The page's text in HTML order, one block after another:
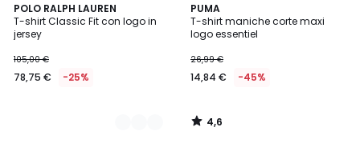
POLO RALPH LAUREN
T-shirt Classic Fit con logo in
jersey
105,00 €
78,75 € -25%
2
Colori
PUMA
T-shirt maniche corte maxi
logo essentiel
26,99 €
14,84 € -45%
4,6
/ 5
4,6
/